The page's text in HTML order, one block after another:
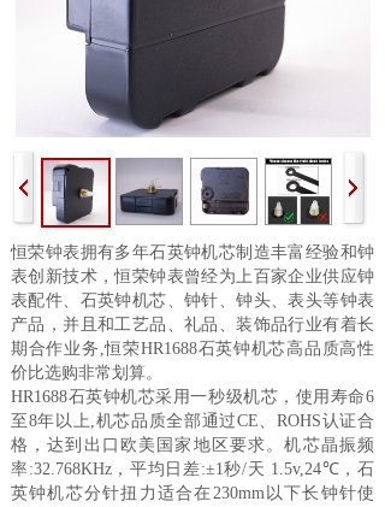
恒荣钟表拥有多年石英钟机芯制造丰富经验和钟
表创新技术，恒荣钟表曾经为上百家企业供应钟
表配件、石英钟机芯、钟针、钟头、表头等钟表
产品， 并且和工艺品、礼品、装饰品行业有着长
期合作业务,恒荣HR1688石英钟机芯高品质高性
价比选购非常划算。
HR1688石英钟机芯采用一秒级机芯，使用寿命6
至 8年以上,机芯品质全部通过CE、ROHS认证合
格，达到出口欧美国家地区要求。机芯晶振频
率:32.768KHz，平均日差:±1秒/天 1.5v,24℃ ，石
英钟机芯分针扭力适合在230mm以下长钟针使